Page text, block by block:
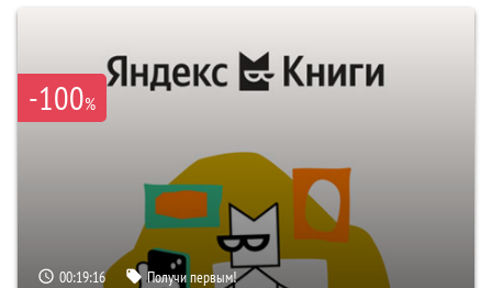
-100%
00:19:15 Получи первым!